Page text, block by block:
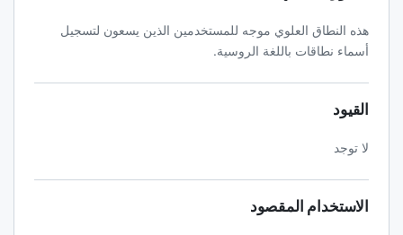
هذه النطاق العلوي موجه للمستخدمين الذين يسعون لتسجيل
أسماء نطاقات باللغة الروسية.
القيود
لا توجد
الاستخدام المقصود